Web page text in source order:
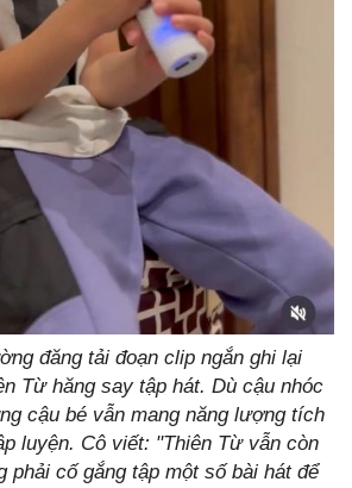
đăng tải đoạn clip ngắn ghi lại
Từ hăng say tập hát. Dù cậu nhóc
cậu bé vẫn mang năng lượng tích
luyện. Cô viết: "Thiên Từ vẫn còn
phải cố gắng tập một số bài hát để